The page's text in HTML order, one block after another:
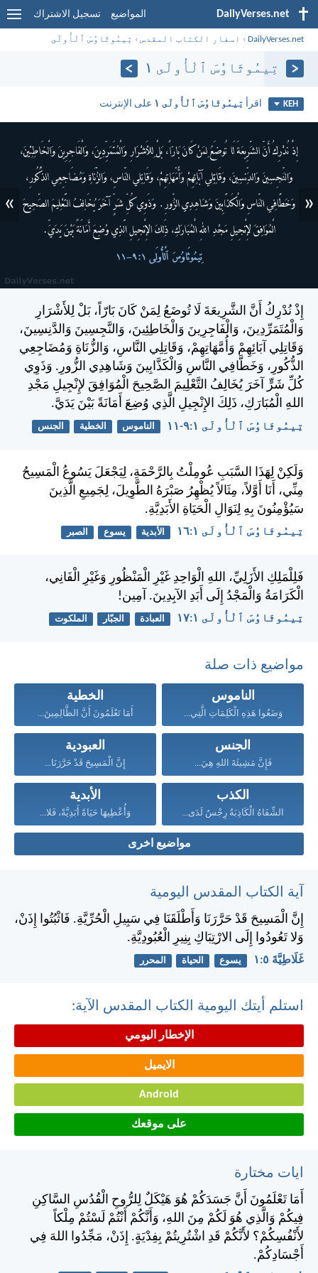
DailyVerses.net المواضيع تسجيل الاشتراك
DailyVerses.net
› اسفار الكتاب المقدس › تِيمُوثَاوُسَ ٱلْأُولَى
تِيمُوثَاوُسَ ٱلْأُولَى ١
KEH اقرأ تِيمُوثَاوُسَ ٱلْأُولَى ١ على الإنترنت
«
»
إِذْ نُدْرِكُ أَنَّ الشَّرِيعَةَ لَا تُوضَعُ لِمَنْ كَانَ بَارّاً، بَلْ لِلأَشْرَارِ
وَالْمُتَمَرِّدِينَ، وَالْفَاجِرِينَ وَالْخَاطِئِينَ، وَالنَّجِسِينَ وَالدَّنِسِينَ،
وَقَاتِلِي آبَائِهِمْ وَأُمَّهَاتِهِمْ، وَقَاتِلِي النَّاسِ، وَالزُّنَاةِ وَمُضَاجِعِي
الذُّكُورِ، وَخَطَّافِي النَّاسِ وَالْكَذَّابِينَ وَشَاهِدِي الزُّورِ. وَذَوِي
كُلِّ شَرٍّ آخَرَ يُخَالِفُ التَّعْلِيمَ الصَّحِيحَ الْمُوَافِقَ لإِنْجِيلِ مَجْدِ
اللهِ الْمُبَارَكِ، ذَلِكَ الإِنْجِيلِ الَّذِي وُضِعَ أَمَانَةً بَيْنَ يَدَيَّ.
تِيمُوثَاوُسَ ٱلْأُولَى ١:‏٩-‏١١ الناموس الخطية الجنس
وَلَكِنْ لِهَذَا السَّبَبِ عُومِلْتُ بِالرَّحْمَةِ، لِيَجْعَلَ يَسُوعُ الْمَسِيحُ
مِنِّي، أَنَا أَوَّلاً، مِثَالاً يُظْهِرُ صَبْرَهُ الطَّوِيلَ، لِجَمِيعِ الَّذِينَ
سَيُؤْمِنُونَ بِهِ لِنَوَالِ الْحَيَاةِ الأَبَدِيَّةِ.
تِيمُوثَاوُسَ ٱلْأُولَى ١:‏١٦ الأبدية يسوع الصبر
فَلِلْمَلِكِ الأَزَلِيِّ، اللهِ الْوَاحِدِ غَيْرِ الْمَنْظُورِ وَغَيْرِ الْفَانِي،
الْكَرَامَةُ وَالْمَجْدُ إِلَى أَبَدِ الآبِدِينَ. آمِين!
تِيمُوثَاوُسَ ٱلْأُولَى ١:‏١٧ العبادة الجبّار الملكوت
مواضيع ذات صلة
الناموس
وَضَعُوا هَذِهِ الْكَلِمَاتِ الَّتِي...
الخطية
أَمَا تَعْلَمُونَ أَنَّ الظَّالِمِينَ...
الجنس
فَإِنَّ مَشِيئَةَ اللهِ هِيَ...
العبودية
إِنَّ الْمَسِيحَ قَدْ حَرَّرَنَا...
الكذب
الشِّفَاهُ الْكَاذِبَةُ رِجْسٌ لَدَى...
الأبدية
وَأُعْطِيهَا حَيَاةً أَبَدِيَّةً، فَلا...
مواضيع اخرى
آية الكتاب المقدس اليومية
إِنَّ الْمَسِيحَ قَدْ حَرَّرَنَا وَأَطْلَقَنَا فِي سَبِيلِ الْحُرِّيَّةِ. فَاثْبُتُوا إِذَنْ،
وَلا تَعُودُوا إِلَى الارْتِبَاكِ بِنِيرِ الْعُبُودِيَّةِ.
غَلَاطِيَّةَ ٥:‏١ يسوع الحياة المحرر
استلم أيتك اليومية الكتاب المقدس الآية:
الإخطار اليومي
الايميل
Android
على موقعك
ايات مختارة
أَمَا تَعْلَمُونَ أَنَّ جَسَدَكُمْ هُوَ هَيْكَلٌ لِلرُّوحِ الْقُدُسِ السَّاكِنِ
فِيكُمْ وَالَّذِي هُوَ لَكُمْ مِنَ اللهِ، وَأَنَّكُمْ أَنْتُمْ لَسْتُمْ مِلْكاً
لأَنْفُسِكُمْ؟ لأَنَّكُمْ قَدِ اشْتُرِيتُمْ بِفِدْيَةٍ. إِذَنْ، مَجِّدُوا اللهَ فِي
أَجْسَادِكُمْ.